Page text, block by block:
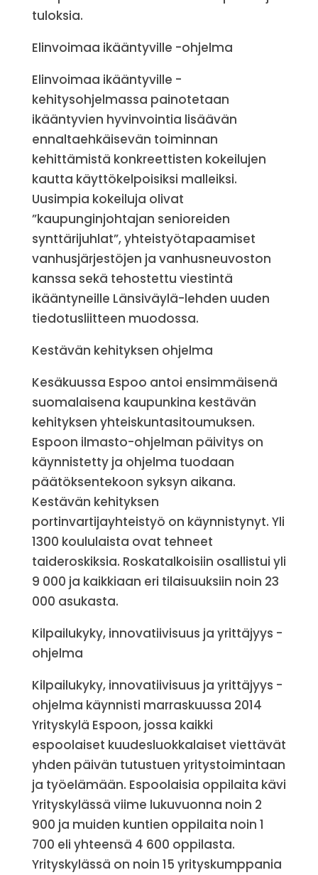
tuloksia.
Elinvoimaa ikääntyville -ohjelma
Elinvoimaa ikääntyville -
kehitysohjelmassa painotetaan
ikääntyvien hyvinvointia lisäävän
ennaltaehkäisevän toiminnan
kehittämistä konkreettisten kokeilujen
kautta käyttökelpoisiksi malleiksi.
Uusimpia kokeiluja olivat
”kaupunginjohtajan senioreiden
synttärijuhlat”, yhteistyötapaamiset
vanhusjärjestöjen ja vanhusneuvoston
kanssa sekä tehostettu viestintä
ikääntyneille Länsiväylä-lehden uuden
tiedotusliitteen muodossa.
Kestävän kehityksen ohjelma
Kesäkuussa Espoo antoi ensimmäisenä
suomalaisena kaupunkina kestävän
kehityksen yhteiskuntasitoumuksen.
Espoon ilmasto-ohjelman päivitys on
käynnistetty ja ohjelma tuodaan
päätöksentekoon syksyn aikana.
Kestävän kehityksen
portinvartijayhteistyö on käynnistynyt. Yli
1300 koululaista ovat tehneet
taideroskiksia. Roskatalkoisiin osallistui yli
9 000 ja kaikkiaan eri tilaisuuksiin noin 23
000 asukasta.
Kilpailukyky, innovatiivisuus ja yrittäjyys -
ohjelma
Kilpailukyky, innovatiivisuus ja yrittäjyys -
ohjelma käynnisti marraskuussa 2014
Yrityskylä Espoon, jossa kaikki
espoolaiset kuudesluokkalaiset viettävät
yhden päivän tutustuen yritystoimintaan
ja työelämään. Espoolaisia oppilaita kävi
Yrityskylässä viime lukuvuonna noin 2
900 ja muiden kuntien oppilaita noin 1
700 eli yhteensä 4 600 oppilasta.
Yrityskylässä on noin 15 yrityskumppania